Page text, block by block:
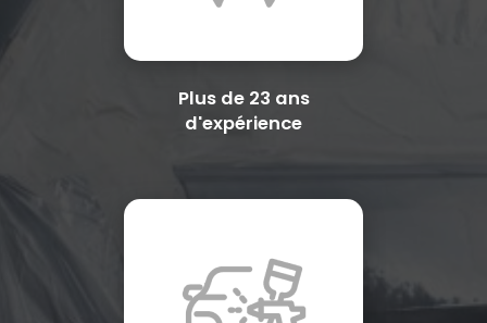
Plus de 23 ans
d'expérience